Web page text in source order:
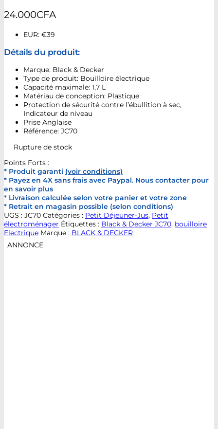
24.000CFA
EUR: €39
Détails du produit:
Marque: Black & Decker
Type de produit: Bouilloire électrique
Capacité maximale: 1,7 L
Matériau de conception: Plastique
Protection de sécurité contre l’ébullition à sec,
Indicateur de niveau
Prise Anglaise
Référence: JC70
Rupture de stock
Points Forts :
* Produit garanti (voir conditions)
* Payez en 4X sans frais avec Paypal. Nous contacter pour
en savoir plus
* Livraison calculée selon votre panier et votre zone
* Retrait en magasin possible (selon conditions)
UGS : JC70 Catégories : Petit Déjeuner-Jus, Petit
électroménager Étiquettes : Black & Decker JC70, bouilloire
Electrique Marque : BLACK & DECKER
ANNONCE